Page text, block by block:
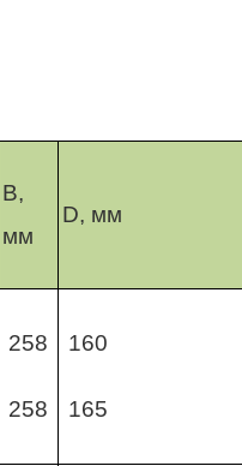
B,
мм
D, мм
258
258
160
165